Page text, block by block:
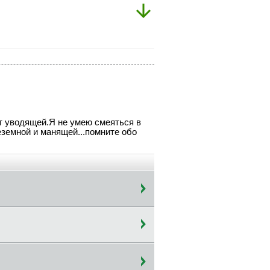
уводящей.Я не умею смеяться в
и манящей...помните обо